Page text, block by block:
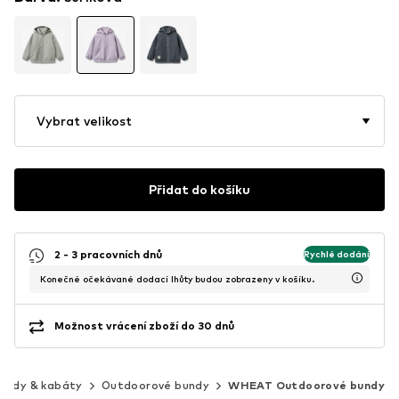
Vybrat velikost
Přidat do košíku
2 - 3 pracovních dnů Rychlé dodání
Konečné očekávané dodací lhůty budou zobrazeny v košíku.
Možnost vrácení zboží do 30 dnů
& kabáty Outdoorové bundy WHEAT Outdoorové bundy